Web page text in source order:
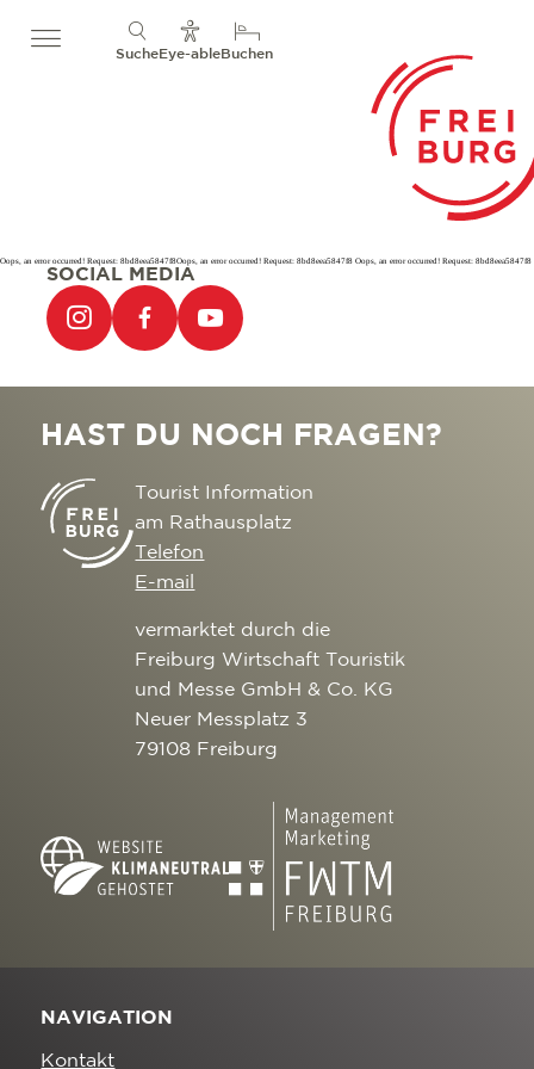
SucheEye-ableBuchen
Oops, an error occurred! Request: 8bd8eea5847f8Oops, an error occurred! Request: 8bd8eea5847f8 Oops, an error occurred! Request: 8bd8eea5847f8
SOCIAL MEDIA
HAST DU NOCH FRAGEN?
Tourist Information
am Rathausplatz
Telefon
E-mail
vermarktet durch die
Freiburg Wirtschaft Touristik
und Messe GmbH & Co. KG
Neuer Messplatz 3
79108 Freiburg
NAVIGATION
Kontakt